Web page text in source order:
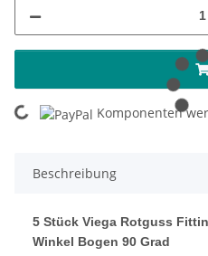
Loading... Komponenten
Beschreibung
5 Stück Viega Rotguss
Winkel Bogen 90 Grad